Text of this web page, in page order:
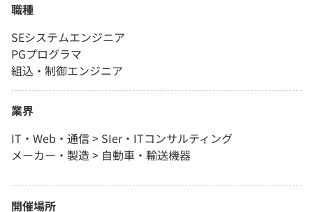
職種
SEシステムエンジニア
PGプログラマ
組込・制御エンジニア
業界
IT・Web・通信 > SIer・ITコンサルティング
メーカー・製造 > 自動車・輸送機器
開催場所